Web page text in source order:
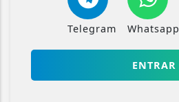
Telegram Whatsapp
ENTRAR